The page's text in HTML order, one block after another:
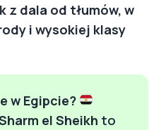
z dala od tłumów, w
i wysokiej klasy
w Egipcie?
el Sheikh to